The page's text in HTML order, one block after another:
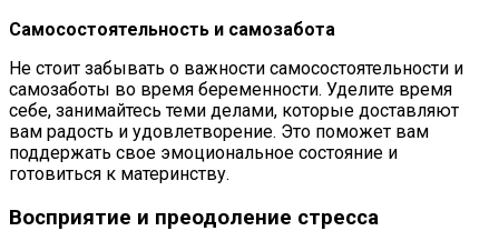
Самосостоятельность и самозабота
Не стоит забывать о важности самосостоятельности и
самозаботы во время беременности. Уделите время
себе, занимайтесь теми делами, которые доставляют
вам радость и удовлетворение. Это поможет вам
поддержать свое эмоциональное состояние и
готовиться к материнству.
Восприятие и преодоление стресса